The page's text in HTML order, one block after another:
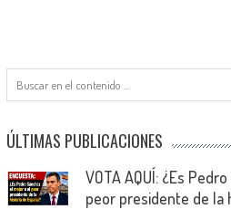
ÚLTIMAS PUBLICACIONES
VOTA AQUÍ: ¿Es
peor presidente de la